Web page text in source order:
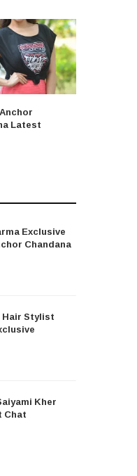
Latest
Exclusive
Chandana
Hair Stylist
Kher
Chat